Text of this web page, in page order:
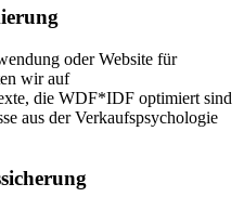
oder Website für
wir auf
die WDF*IDF optimiert sind
aus der Verkaufspsychologie